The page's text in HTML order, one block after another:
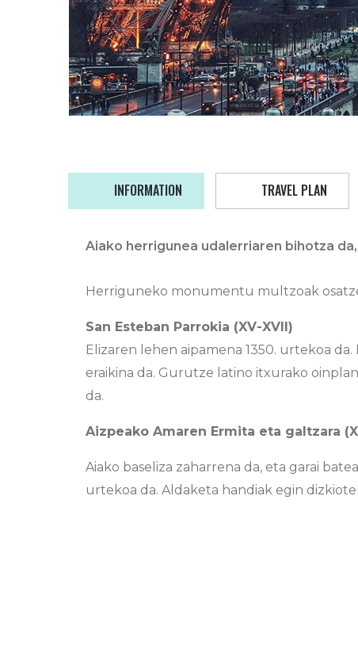
INFORMATION TRAVEL PLAN
Aiako herrigunea udalerriaren bihotza
Herriguneko monumentu multzoak
San Esteban Parrokia (XV-XVII)
Elizaren lehen aipamena 1350. urtekoa
eraikina da. Gurutze latino itxurako
da.
Aizpeako Amaren Ermita eta galtzara
Aiako baseliza zaharrena da, eta garai
urtekoa da. Aldaketa handiak egin